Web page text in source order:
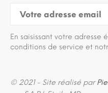
En saisissant votre adresse
conditions de service et
© 2021 - Site réalisé par